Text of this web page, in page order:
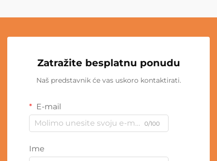
Zatražite besplatnu ponudu
Naš predstavnik će vas uskoro kontaktirati.
E-mail
0/100
Ime